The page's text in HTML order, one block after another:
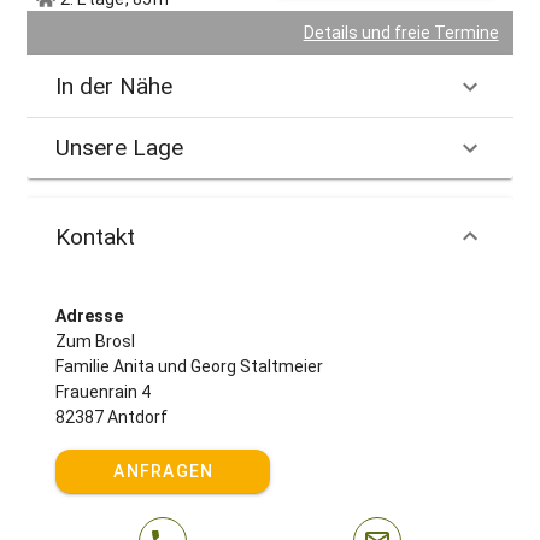
WC sowie ein Fernseher.
Gastgeber spricht:Deutsch, Englisch
Details und freie Termine
In der Nähe
Unsere Lage
Kontakt
Adresse
Zum Brosl
Familie Anita und Georg Staltmeier
Frauenrain 4
82387 Antdorf
ANFRAGEN